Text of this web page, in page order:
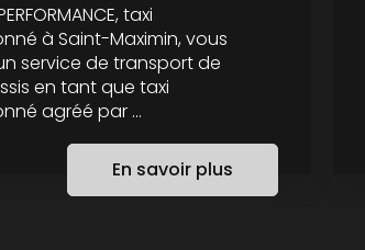
taxi
à Saint-Maximin, vous
service de transport de
en tant que taxi
agréé par ...
En savoir plus